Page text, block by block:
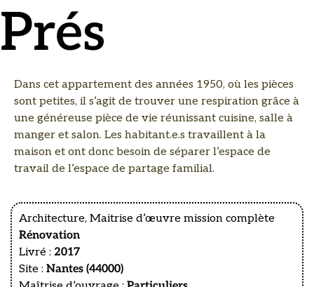
Prés
Dans cet appartement des années 1950, où les pièces
sont petites, il s’agit de trouver une respiration grâce à
une généreuse pièce de vie réunissant cuisine, salle à
manger et salon. Les habitant.e.s travaillent à la
maison et ont donc besoin de séparer l’espace de
travail de l’espace de partage familial.
Architecture, Maitrise d’œuvre mission complète
Rénovation
Livré : 2017
Site : Nantes (44000)